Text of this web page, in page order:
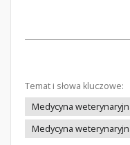
Temat i słowa kluczowe:
Medycyna
Medycyna